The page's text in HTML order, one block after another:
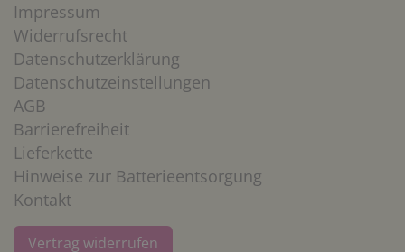
Impressum
Widerrufsrecht
Datenschutzerklärung
Datenschutzeinstellungen
AGB
Barrierefreiheit
Lieferkette
Hinweise zur Batterieentsorgung
Kontakt
Vertrag widerrufen